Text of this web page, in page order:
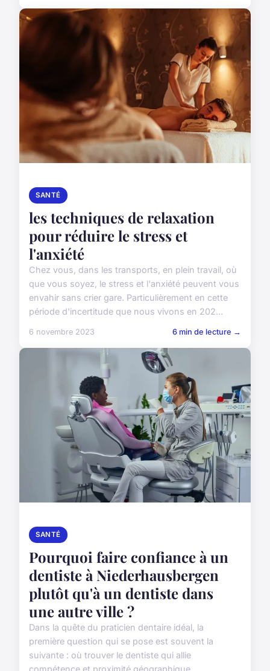
SANTÉ
les techniques de relaxation
pour réduire le stress et
l'anxiété
Chez vous, dans les transports, en plein travail, où
que vous soyez, le stress et l'anxiété peuvent vous
envahir sans crier gare. Particulièrement en cette
période d'incertitude que nous vivons en 202...
6 novembre 2023 6 min de lecture →
SANTÉ
Pourquoi faire confiance à un
dentiste à Niederhausbergen
plutôt qu'à un dentiste dans
une autre ville ?
Dans la quête du praticien dentaire idéal, la
première question qui se pose est souvent la
suivante : où trouver le dentiste qui allie
compétence et proximité géographique,